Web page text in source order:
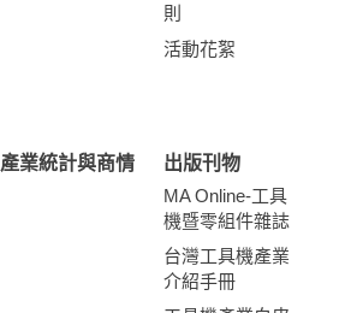
則
活動花絮
產業統計與商情
出版刊物
MA Online-工具
機暨零組件雜誌
台灣工具機產業
介紹手冊